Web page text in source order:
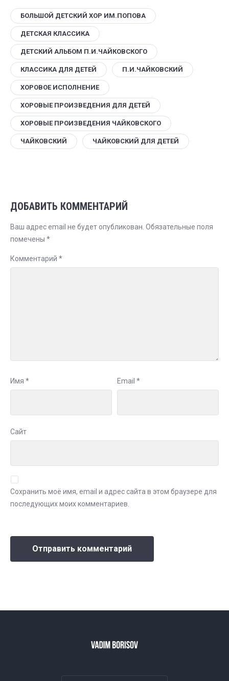
БОЛЬШОЙ ДЕТСКИЙ ХОР ИМ.ПОПОВА
ДЕТСКАЯ КЛАССИКА
ДЕТСКИЙ АЛЬБОМ П.И.ЧАЙКОВСКОГО
КЛАССИКА ДЛЯ ДЕТЕЙ П.И.ЧАЙКОВСКИЙ
ХОРОВОЕ ИСПОЛНЕНИЕ
ХОРОВЫЕ ПРОИЗВЕДЕНИЯ ДЛЯ ДЕТЕЙ
ХОРОВЫЕ ПРОИЗВЕДЕНИЯ ЧАЙКОВСКОГО
ЧАЙКОВСКИЙ ЧАЙКОВСКИЙ ДЛЯ ДЕТЕЙ
ДОБАВИТЬ КОММЕНТАРИЙ
Ваш адрес email не будет опубликован. Обязательные поля
помечены *
Комментарий *
Имя * Email *
Сайт
Сохранить моё имя, email и адрес сайта в этом браузере для
последующих моих комментариев.